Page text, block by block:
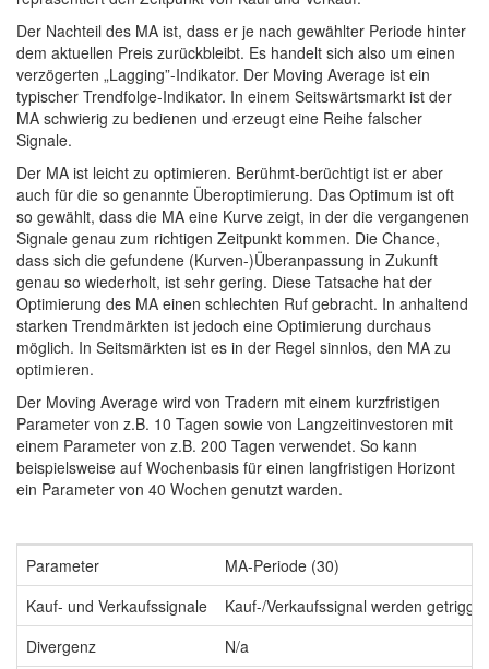
Der Nachteil des MA ist, dass er je nach gewählter Periode hinter
dem aktuellen Preis zurückbleibt. Es handelt sich also um einen
verzögerten „Lagging”-Indikator. Der Moving Average ist ein
typischer Trendfolge-Indikator. In einem Seitswärtsmarkt ist der
MA schwierig zu bedienen und erzeugt eine Reihe falscher
Signale.
Der MA ist leicht zu optimieren. Berühmt-berüchtigt ist er aber
auch für die so genannte Überoptimierung. Das Optimum ist oft
so gewählt, dass die MA eine Kurve zeigt, in der die vergangenen
Signale genau zum richtigen Zeitpunkt kommen. Die Chance,
dass sich die gefundene (Kurven-)Überanpassung in Zukunft
genau so wiederholt, ist sehr gering. Diese Tatsache hat der
Optimierung des MA einen schlechten Ruf gebracht. In anhaltend
starken Trendmärkten ist jedoch eine Optimierung durchaus
möglich. In Seitsmärkten ist es in der Regel sinnlos, den MA zu
optimieren.
Der Moving Average wird von Tradern mit einem kurzfristigen
Parameter von z.B. 10 Tagen sowie von Langzeitinvestoren mit
einem Parameter von z.B. 200 Tagen verwendet. So kann
beispielsweise auf Wochenbasis für einen langfristigen Horizont
ein Parameter von 40 Wochen genutzt warden.
Parameter
MA-Periode (30)
Kauf- und Verkaufssignale
Kauf-/Verkaufssignal werden
Divergenz
N/a